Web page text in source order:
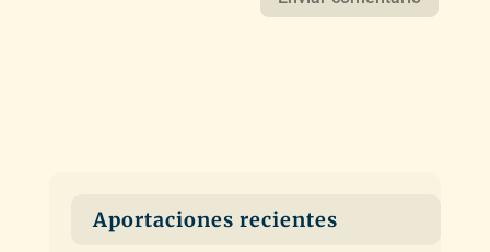
Aportaciones recientes